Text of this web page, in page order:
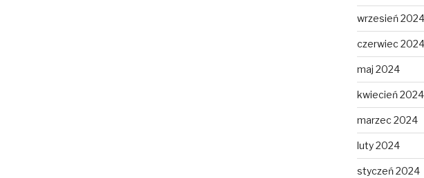
wrzesień 2024
czerwiec 2024
maj 2024
kwiecień 2024
marzec 2024
luty 2024
styczeń 2024